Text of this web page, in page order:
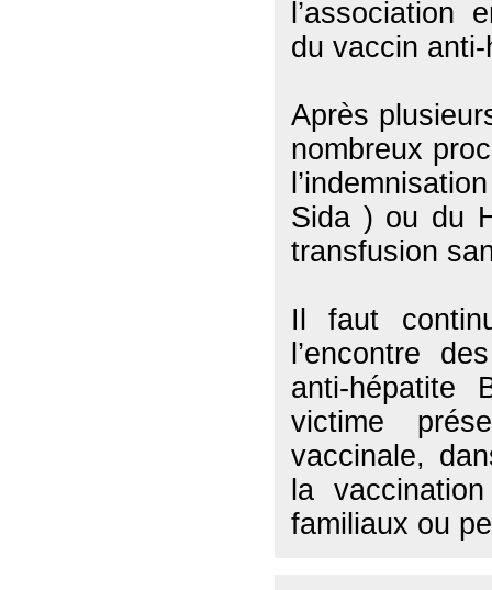
l’association
du vaccin
Après
nombreux
Sida ) ou du
transfusion
Il faut
l’encontre
anti-hépatite
victime
vaccinale,
la
familiaux ou